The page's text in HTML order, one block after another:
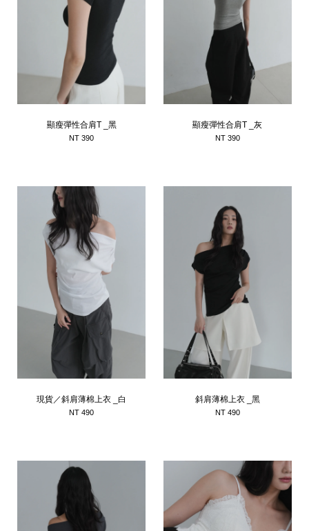
顯瘦彈性合肩T _黑
NT 390
顯瘦彈性合肩T _灰
NT 390
現貨／斜肩薄棉上衣 _白
NT 490
斜肩薄棉上衣 _黑
NT 490